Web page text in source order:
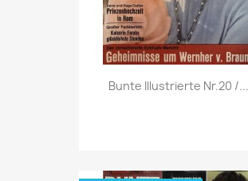
Vorschau
Bunte Illustrierte Nr.20 /...